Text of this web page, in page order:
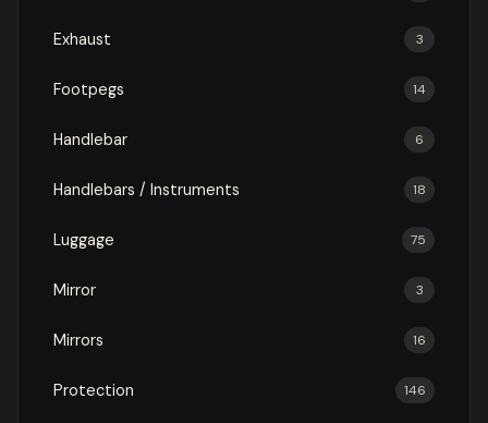
Exhaust 3
Footpegs 14
Handlebar 6
Handlebars / Instruments 18
Luggage 75
Mirror 3
Mirrors 16
Protection 146